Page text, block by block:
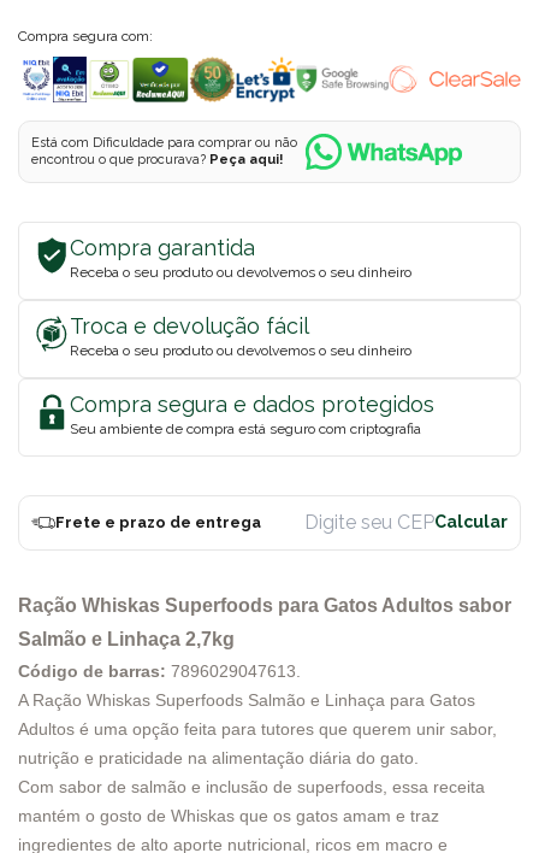
Compra segura com:
Está com Dificuldade para comprar ou não
encontrou o que procurava? Peça aqui!
Compra garantida
Receba o seu produto ou devolvemos o seu dinheiro
Troca e devolução fácil
Receba o seu produto ou devolvemos o seu dinheiro
Compra segura e dados protegidos
Seu ambiente de compra está seguro com criptografia
Frete e prazo de entrega
Ração Whiskas Superfoods para Gatos Adultos sabor
Salmão e Linhaça 2,7kg
Código de barras: 7896029047613
A Ração Whiskas Superfoods Salmão e Linhaça para Gatos
Adultos é uma opção feita para tutores que querem unir sabor,
nutrição e praticidade na alimentação diária do gato.
Com sabor de salmão e inclusão de superfoods, essa receita
mantém o gosto de Whiskas que os gatos amam e traz
ingredientes de alto aporte nutricional, ricos em macro e